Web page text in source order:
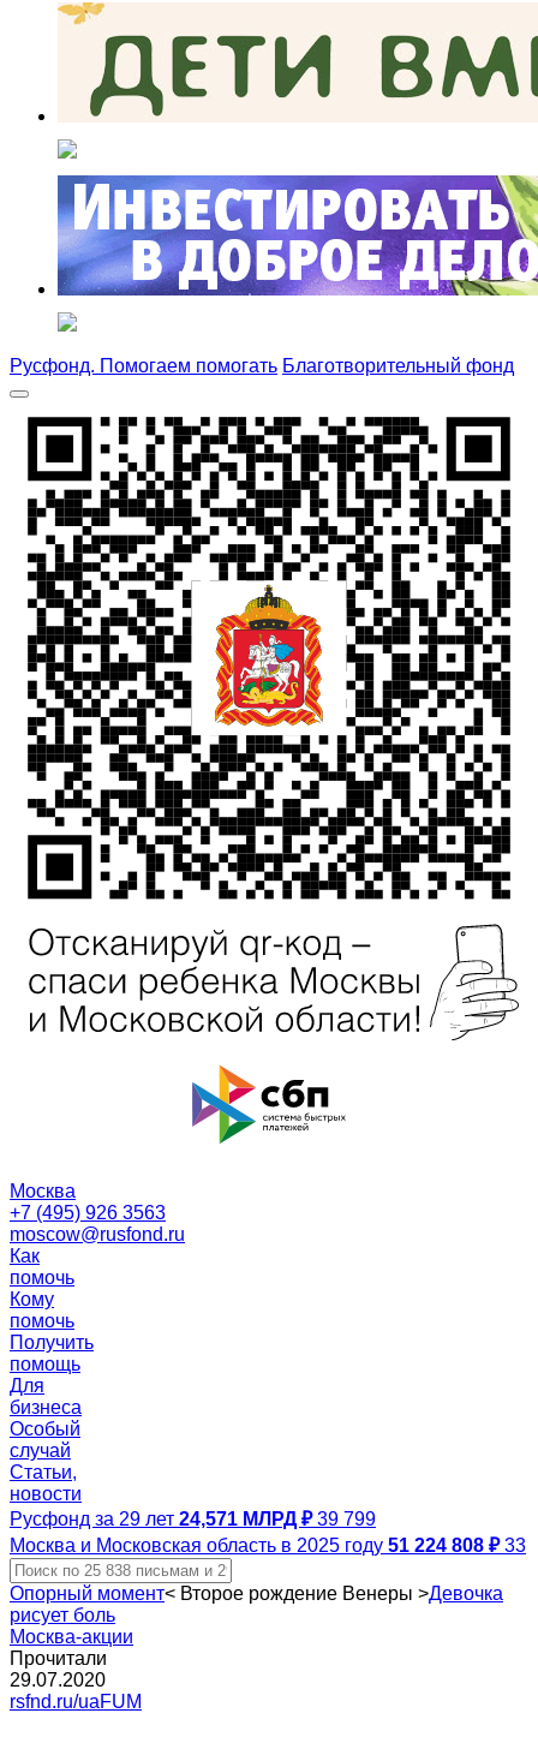
Русфонд. Помогаем помогать Благотворительный фонд
Москва
+7 (495) 926 3563
moscow@rusfond.ru
Как
помочь
Кому
помочь
Получить
помощь
Для
бизнеса
Особый
случай
Статьи,
новости
Русфонд за 29 лет 24,571 МЛРД ₽ 39 799
Москва и Московская область в 2025 году 51 224 808 ₽ 33
Опорный момент< Второе рождение Венеры >Девочка
рисует боль
Москва-акции
Прочитали
29.07.2020
rsfnd.ru/uaFUM